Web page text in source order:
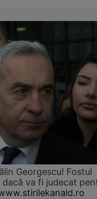
Georgescu! Fostul
va fi judecat